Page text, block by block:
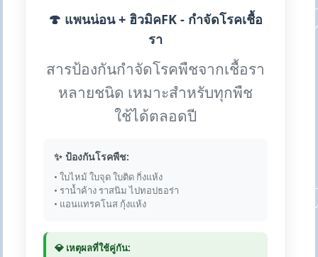
🍄 แพนน่อน + ฮิวมิคFK - กำจัดโรคเชื้อ
รา
สารป้องกันกำจัดโรคพืชจากเชื้อรา
หลายชนิด เหมาะสำหรับทุกพืช
ใช้ได้ตลอดปี
✨ ป้องกันโรคพืช:
• ใบไหม้ ใบจุด ใบติด กิ่งแห้ง
• ราน้ำค้าง ราสนิม ไปทอปธอร่า
• แอนแทรคโนส กุ้งแห้ง
💎 เหตุผลที่ใช้คู่กัน: